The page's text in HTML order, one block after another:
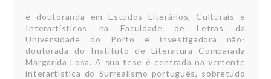
é doutoranda em Estudos Literários, Culturais e
Interartísticos na Faculdade de Letras da
Universidade do Porto e investigadora não-
doutorada do Instituto de Literatura Comparada
Margarida Losa. A sua tese é centrada na vertente
interartística do Surrealismo português, sobretudo